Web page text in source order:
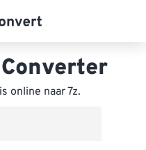
online naar 7z.